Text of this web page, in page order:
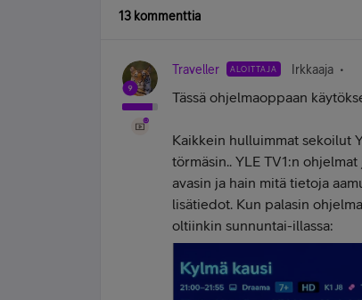
13 kommenttia
Traveller ALOITTAJA Irkkaaja
Tässä ohjelmaoppaan
Kaikkein hulluimmat sekoilut
törmäsin.. YLE TV1:n
avasin ja hain mitä tietoja
lisätiedot. Kun palasin
oltiinkin sunnuntai-illassa: